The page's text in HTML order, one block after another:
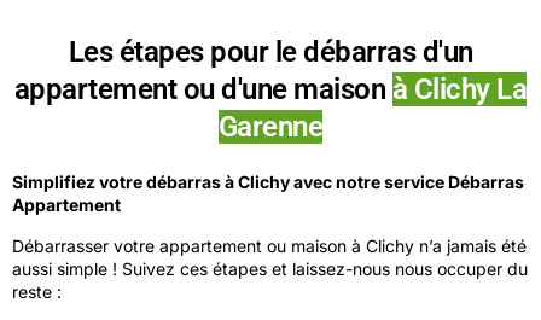
Les étapes pour le débarras d'un
appartement ou d'une maison à Clichy La
Garenne
Simplifiez votre débarras à Clichy avec notre service Débarras
Appartement
Débarrasser votre appartement ou maison à Clichy n’a jamais été
aussi simple ! Suivez ces étapes et laissez-nous nous occuper du
reste :